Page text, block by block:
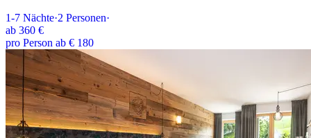
1-7 Nächte·2 Personen·
ab 360 €
pro Person ab € 180